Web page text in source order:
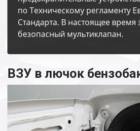
по Техническому регламенту
Стандарта. В настоящее время
безопасный мультиклапан.
ВЗУ в лючок